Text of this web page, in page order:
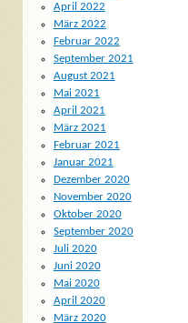
April 2022
März 2022
Februar 2022
September 2021
August 2021
Mai 2021
April 2021
März 2021
Februar 2021
Januar 2021
Dezember 2020
November 2020
Oktober 2020
September 2020
Juli 2020
Juni 2020
Mai 2020
April 2020
März 2020